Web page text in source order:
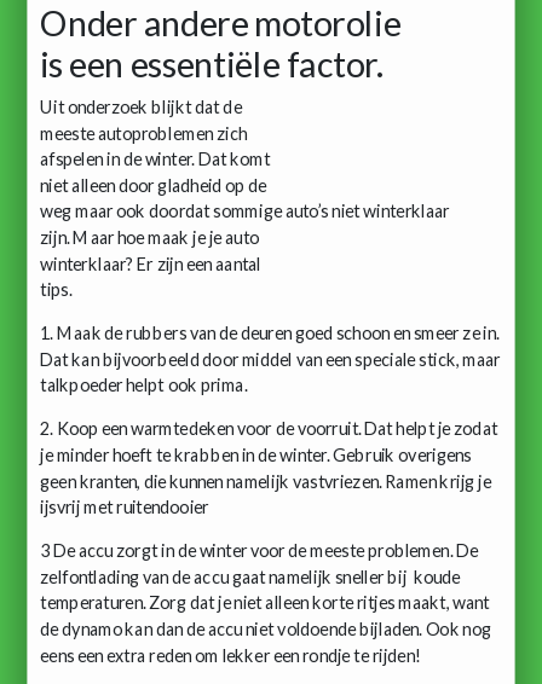
Onder andere motorolie
is een essentiële factor.
Uit onderzoek blijkt dat de
meeste autoproblemen zich
afspelen in de winter. Dat komt
niet alleen door gladheid op de
weg maar ook doordat sommige auto’s niet winterklaar
zijn. Maar hoe maak je je auto
winterklaar? Er zijn een aantal
tips.
1. Maak de rubbers van de deuren goed schoon en smeer ze in.
Dat kan bijvoorbeeld door middel van een speciale stick, maar
talkpoeder helpt ook prima.
2. Koop een warmtedeken voor de voorruit. Dat helpt je zodat
je minder hoeft te krabben in de winter. Gebruik overigens
geen kranten, die kunnen namelijk vastvriezen. Ramen krijg je
ijsvrij met ruitendooier
3 De accu zorgt in de winter voor de meeste problemen. De
zelfontlading van de accu gaat namelijk sneller bij koude
temperaturen. Zorg dat je niet alleen korte ritjes maakt, want
de dynamo kan dan de accu niet voldoende bijladen. Ook nog
eens een extra reden om lekker een rondje te rijden!